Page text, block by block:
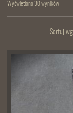
Wyświetlono 30 wyników
Sortuj wg